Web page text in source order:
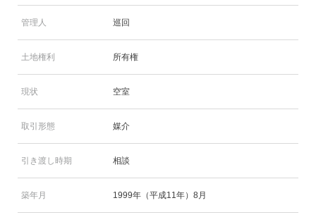
管理人 巡回
土地権利 所有権
現状 空室
取引形態 媒介
引き渡し時期 相談
築年月 1999年（平成11年）8月